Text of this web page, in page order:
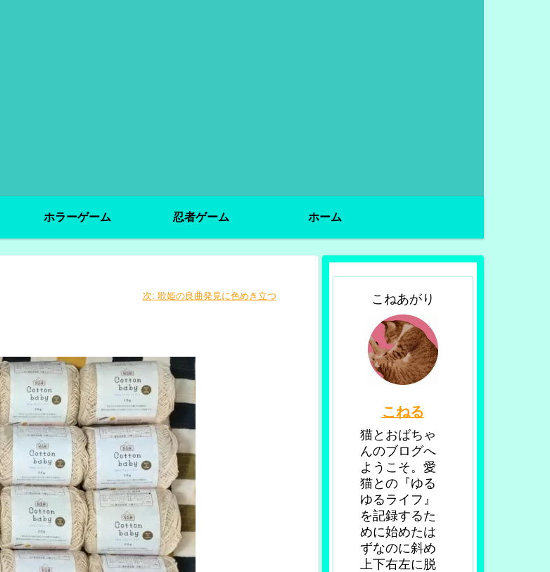
ホラーゲーム 忍者ゲーム ホーム
次: 歌姫の良曲発見に色めき立つ こねあがり
こねる
猫とおばちゃ
んのブログへ
ようこそ。愛
猫との『ゆる
ゆるライフ』
を記録するた
めに始めたは
ずなのに斜め
上下右左に脱